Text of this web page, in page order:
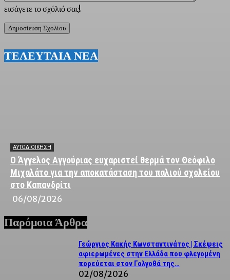
εισάγετε το σχόλιό σας!
ΤΕΛΕΥΤΑΙΑ ΝΕΑ
ΑΥΤΟΔΙΟΙΚΗΣΗ
Ο Άγγελος Αγγούριας ευχαριστεί θερμά τον Θεόφιλο
Μιχαλάτο για την αποκατάσταση του παλιού σχολείου
στο Καπανδρίτι
06/08/2026
Παρόμοια Άρθρα
Γεώργιος Κακής Κωνσταντινάτος | Σκέψεις
αφιερωμένες στην Ελλάδα που φλεγομένη
πορεύεται στον Γολγοθά της…
02/08/2026